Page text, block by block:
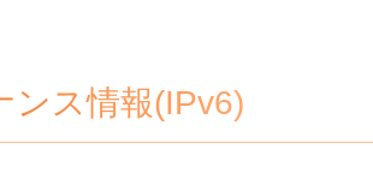
ンス情報(IPv6)